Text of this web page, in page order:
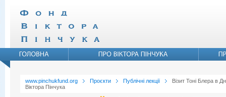
www.pinchukfund.org Проєкти Публічні лекції
Візит Тоні Блера в
Віктора Пінчука